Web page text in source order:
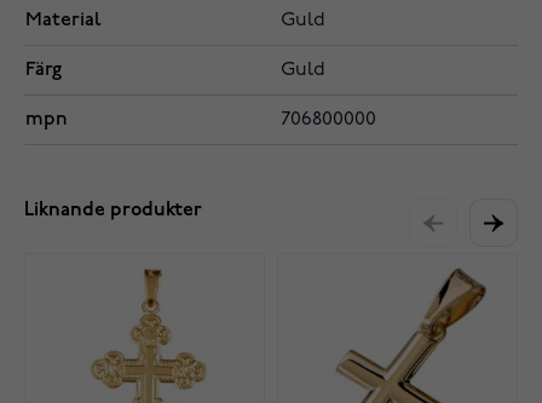
Material Guld
Färg Guld
mpn 706800000
Liknande produkter